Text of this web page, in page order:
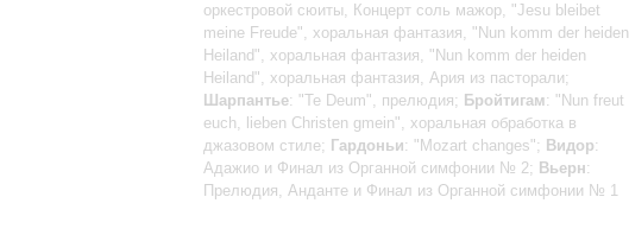
оркестровой сюиты, Концерт соль мажор, "Jesu bleibet
meine Freude", хоральная фантазия, "Nun komm der heiden
Heiland", хоральная фантазия, "Nun komm der heiden
Heiland", хоральная фантазия, Ария из пасторали;
Шарпантье: "Te Deum", прелюдия; Бройтигам: "Nun freut
euch, lieben Christen gmein", хоральная обработка в
джазовом стиле; Гардоньи: "Mozart changes"; Видор:
Адажио и Финал из Органной симфонии № 2; Вьерн:
Прелюдия, Анданте и Финал из Органной симфонии № 1